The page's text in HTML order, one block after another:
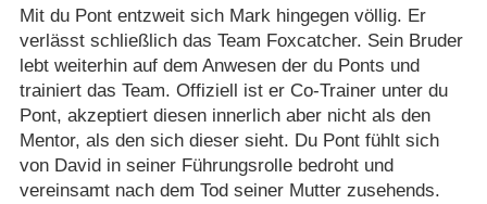
Mit du Pont entzweit sich Mark hingegen völlig. Er
verlässt schließlich das Team Foxcatcher. Sein Bruder
lebt weiterhin auf dem Anwesen der du Ponts und
trainiert das Team. Offiziell ist er Co-Trainer unter du
Pont, akzeptiert diesen innerlich aber nicht als den
Mentor, als den sich dieser sieht. Du Pont fühlt sich
von David in seiner Führungsrolle bedroht und
vereinsamt nach dem Tod seiner Mutter zusehends.